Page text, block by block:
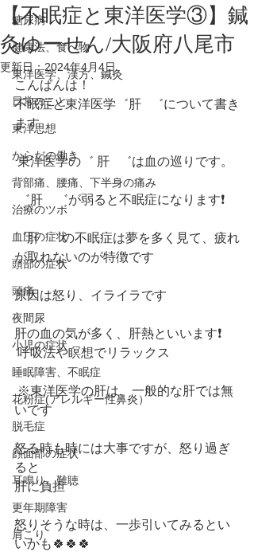
糖尿病
健康法、食べ物
東洋医学、漢方、鍼灸
日常のこと
東洋思想
からだの働き
背部痛、腰痛、下半身の痛み
治療のツボ
血圧の症状
頭部の症状
頭痛
夜間尿
小児の症状
睡眠障害、不眠症
花粉症(アレルギー性鼻炎）
脱毛症
顔面部の症状
耳鳴り、難聴
更年期障害
肩こり
【不眠症と東洋医学③】鍼
灸ゆーせん/大阪府八尾市
更新日：2024年4月4日
こんばんは！
不眠症と東洋医学゛肝   ゛について書き
ます
東洋医学の゛ 肝   ゛は血の巡りです。
゛肝    ゛が弱ると不眠症になります❗️
゛肝   ゛の不眠症は夢を多く見て、疲れ
が取れないのが特徴です
原因は怒り、イライラです
肝の血の気が多く、肝熱といいます❗️
呼吸法や瞑想でリラックス
※東洋医学の肝は、一般的な肝では無
いです
怒る時も時には大事ですが、怒り過ぎ
ると
肝に負担
怒りそうな時は、一歩引いてみるとい
いかも🍀🍀🍀